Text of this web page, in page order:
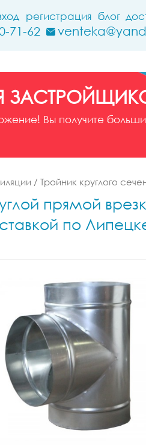
регистрация блог
71-62
Вы получите
/ Тройник круглого
прямой
по